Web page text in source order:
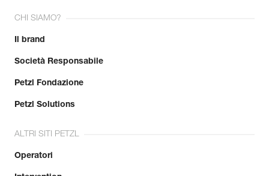
CHI SIAMO?
Il brand
Società Responsabile
Petzl Fondazione
Petzl Solutions
ALTRI SITI PETZL
Operatori